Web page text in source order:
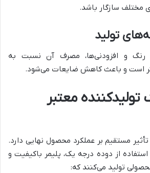
مختلف سازگار باشد.
تولید
رنگ و افزودنی‌ها، مصرف آن نسبت به
است و باعث کاهش ضایعات می‌شود.
تولیدکننده معتبر
مستقیم بر عملکرد محصول نهایی دارد.
استفاده از دوده درجه یک، پلیمر باکیفیت و
تولید می‌کنند که: